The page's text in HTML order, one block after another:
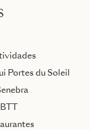
Portes du Soleil